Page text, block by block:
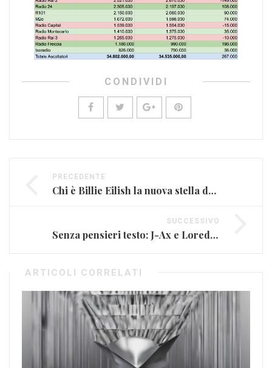
CONDIVIDI
PRECEDENTE
Chi è Billie Eilish la nuova stella della musica
SUCCESSIVO
Senza pensieri testo: J-Ax e Loredana Bertè nel nuovo video con Rovazzi
ARTICOLI CORRELATI